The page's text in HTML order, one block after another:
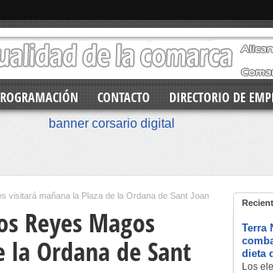
CONTACTO DIRECTORIO DE
visitará mañana la Plaza de la Ordana de Sant Joan
Reyes Magos
Ordana de Sant
Terra
dieta
Los